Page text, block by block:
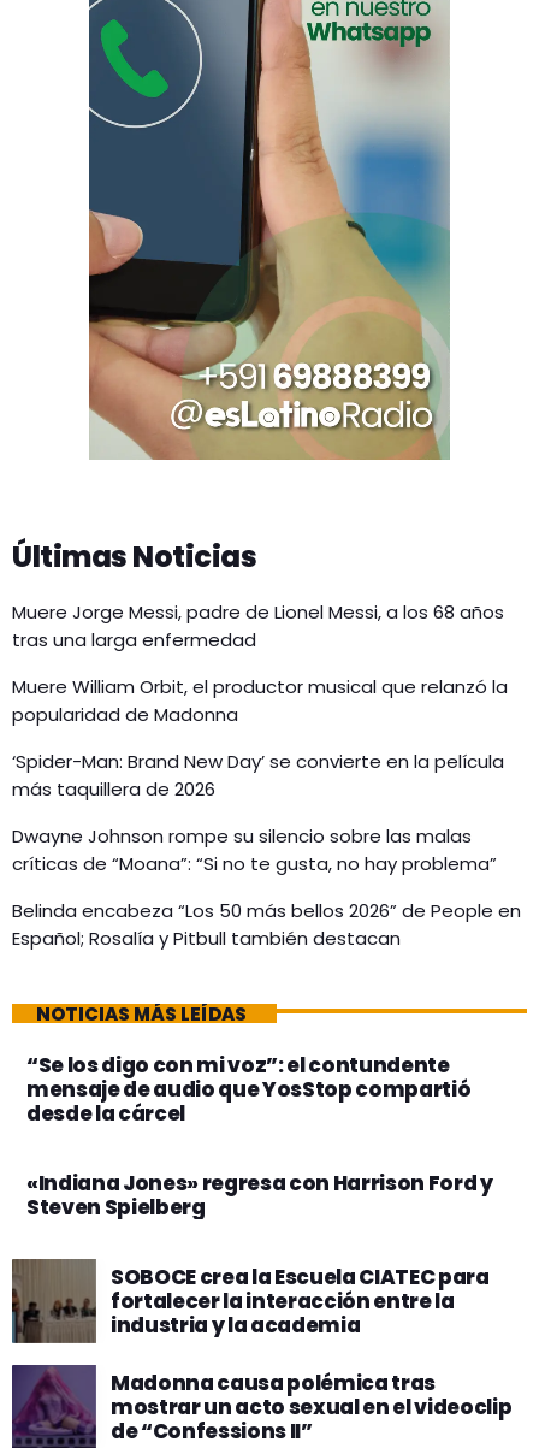
Últimas Noticias
Muere Jorge Messi, padre de Lionel Messi, a los 68 años
tras una larga enfermedad
Muere William Orbit, el productor musical que relanzó la
popularidad de Madonna
‘Spider-Man: Brand New Day’ se convierte en la película
más taquillera de 2026
Dwayne Johnson rompe su silencio sobre las malas
críticas de “Moana”: “Si no te gusta, no hay problema”
Belinda encabeza “Los 50 más bellos 2026” de People en
Español; Rosalía y Pitbull también destacan
NOTICIAS MÁS LEÍDAS
“Se los digo con mi voz”: el contundente
mensaje de audio que YosStop compartió
desde la cárcel
«Indiana Jones» regresa con Harrison Ford y
Steven Spielberg
SOBOCE crea la Escuela CIATEC para
fortalecer la interacción entre la
industria y la academia
Madonna causa polémica tras
mostrar un acto sexual en el videoclip
de “Confessions II”